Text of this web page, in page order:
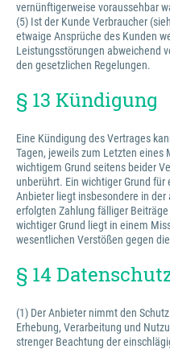
vernünftigerweise voraussehbar
(5) Ist der Kunde Verbraucher
etwaige Ansprüche des Kunden
Leistungsstörungen abweichend
den gesetzlichen Regelungen.
§ 13 Kündigung
Eine Kündigung des Vertrages
Tagen, jeweils zum Letzten eines
wichtigem Grund seitens beider
unberührt. Ein wichtiger Grund
Anbieter liegt insbesondere in
erfolgten Zahlung fälliger
wichtiger Grund liegt in einem
wesentlichen Verstößen gegen
§ 14
(1) Der Anbieter nimmt den
Erhebung, Verarbeitung und
strenger Beachtung der